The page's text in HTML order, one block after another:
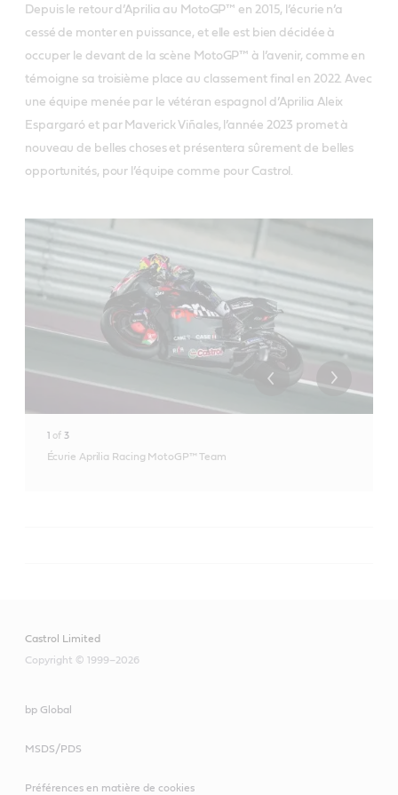
Depuis le retour d’Aprilia au MotoGP™ en 2015, l’écurie n’a
cessé de monter en puissance, et elle est bien décidée à
occuper le devant de la scène MotoGP™ à l’avenir, comme en
témoigne sa troisième place au classement final en 2022. Avec
une équipe menée par le vétéran espagnol d’Aprilia Aleix
Espargaró et par Maverick Viñales, l’année 2023 promet à
nouveau de belles choses et présentera sûrement de belles
opportunités, pour l’équipe comme pour Castrol.
1 of 3
Écurie Aprilia Racing MotoGP™ Team
Castrol Limited
Copyright © 1999–2026
bp Global
MSDS/PDS
Préférences en matière de cookies